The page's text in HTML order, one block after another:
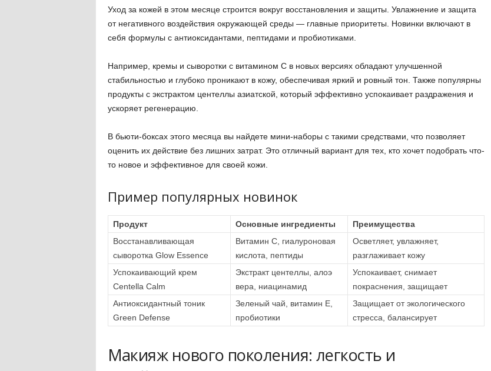
Уход за кожей в этом месяце строится вокруг восстановления и защиты. Увлажнение и защита
от негативного воздействия окружающей среды — главные приоритеты. Новинки включают в
себя формулы с антиоксидантами, пептидами и пробиотиками.
Например, кремы и сыворотки с витамином C в новых версиях обладают улучшенной
стабильностью и глубоко проникают в кожу, обеспечивая яркий и ровный тон. Также популярны
продукты с экстрактом центеллы азиатской, который эффективно успокаивает раздражения и
ускоряет регенерацию.
В бьюти-боксах этого месяца вы найдете мини-наборы с такими средствами, что позволяет
оценить их действие без лишних затрат. Это отличный вариант для тех, кто хочет подобрать что-
то новое и эффективное для своей кожи.
Пример популярных новинок
Продукт Основные ингредиенты
Преимущества
Восстанавливающая
сыворотка Glow Essence
Витамин C, гиалуроновая
кислота, пептиды
Осветляет, увлажняет,
разглаживает кожу
Успокаивающий крем
Centella Calm
Экстракт центеллы, алоэ
вера, ниацинамид
Успокаивает, снимает
покраснения, защищает
Антиоксидантный тоник
Green Defense
Зеленый чай, витамин Е,
пробиотики
Защищает от экологического
стресса, балансирует
Макияж нового поколения: легкость и